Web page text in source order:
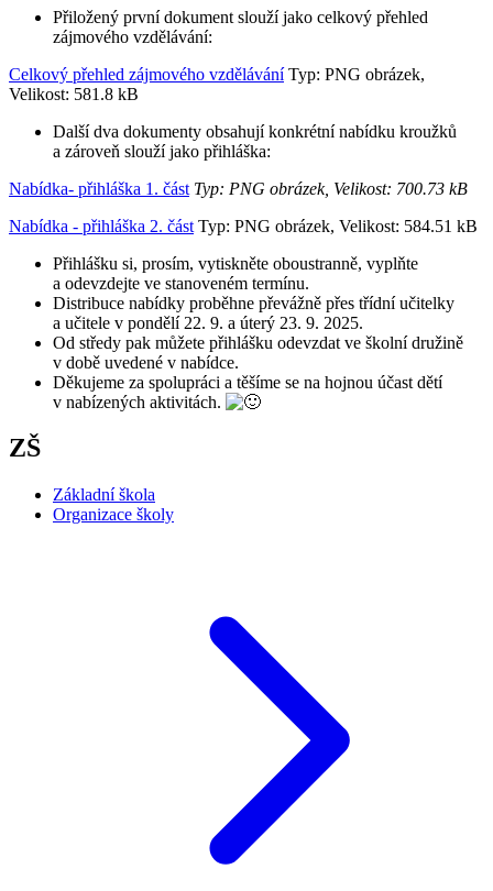
Přiložený první dokument slouží jako celkový přehled
zájmového vzdělávání:
Celkový přehled zájmového vzděláváníTyp: PNG obrázek,
Velikost: 581.8 kB
Další dva dokumenty obsahují konkrétní nabídku kroužků
a zároveň slouží jako přihláška:
Nabídka- přihláška 1. část Typ: PNG obrázek, Velikost: 700.73 kB
Nabídka - přihláška 2. část Typ: PNG obrázek, Velikost: 584.51 kB
Přihlášku si, prosím, vytiskněte oboustranně, vyplňte
a odevzdejte ve stanoveném termínu.
Distribuce nabídky proběhne převážně přes třídní učitelky
a učitele v pondělí 22. 9. a úterý 23. 9. 2025.
Od středy pak můžete přihlášku odevzdat ve školní družině
v době uvedené v nabídce.
Děkujeme za spolupráci a těšíme se na hojnou účast dětí
v nabízených aktivitách.
ZŠ
Základní škola
Organizace školy